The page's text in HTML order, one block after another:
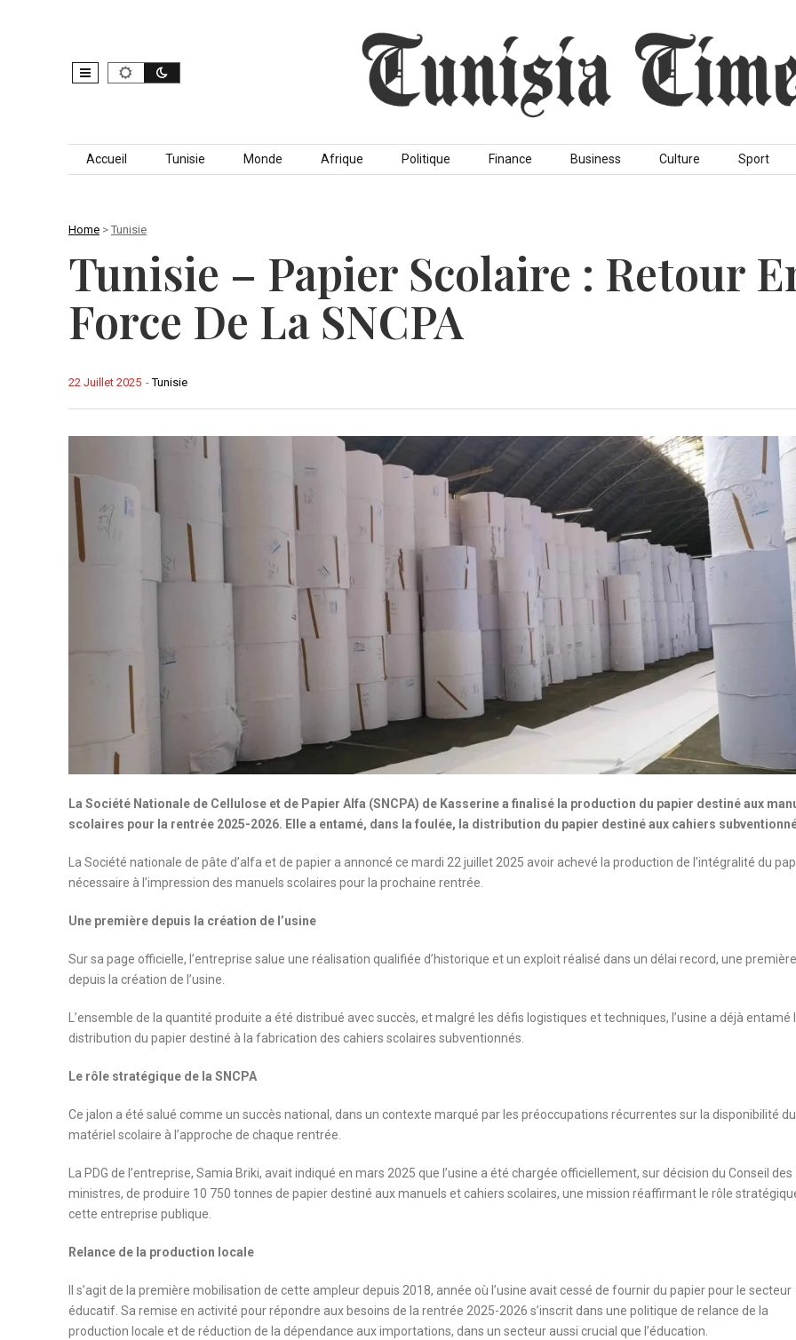
Skip to content
Accueil Tunisie Monde Afrique Politique Finance Business Culture Sport
Home > Tunisie
Tunisie – Papier Scolaire : Retour
Force De La SNCPA
-Tunisie
22 Juillet 2025
La Société Nationale de Cellulose et de Papier Alfa (SNCPA) de Kasserine a finalisé la production du papier destiné aux
scolaires pour la rentrée 2025-2026. Elle a entamé, dans la foulée, la distribution du papier destiné aux cahiers
La Société nationale de pâte d’alfa et de papier a annoncé ce mardi 22 juillet 2025 avoir achevé la production de l’intégralité du
nécessaire à l’impression des manuels scolaires pour la prochaine rentrée.
Une première depuis la création de l’usine
Sur sa page officielle, l’entreprise salue une réalisation qualifiée d’historique et un exploit réalisé dans un délai record, une première
depuis la création de l’usine.
L’ensemble de la quantité produite a été distribué avec succès, et malgré les défis logistiques et techniques, l’usine a déjà entamé
distribution du papier destiné à la fabrication des cahiers scolaires subventionnés.
Le rôle stratégique de la SNCPA
Ce jalon a été salué comme un succès national, dans un contexte marqué par les préoccupations récurrentes sur la disponibilité du
matériel scolaire à l’approche de chaque rentrée.
La PDG de l’entreprise, Samia Briki, avait indiqué en mars 2025 que l’usine a été chargée officiellement, sur décision du Conseil des
ministres, de produire 10 750 tonnes de papier destiné aux manuels et cahiers scolaires, une mission réaffirmant le rôle
cette entreprise publique.
Relance de la production locale
Il s’agit de la première mobilisation de cette ampleur depuis 2018, année où l’usine avait cessé de fournir du papier pour le secteur
éducatif. Sa remise en activité pour répondre aux besoins de la rentrée 2025-2026 s’inscrit dans une politique de relance de la
production locale et de réduction de la dépendance aux importations, dans un secteur aussi crucial que l’éducation.